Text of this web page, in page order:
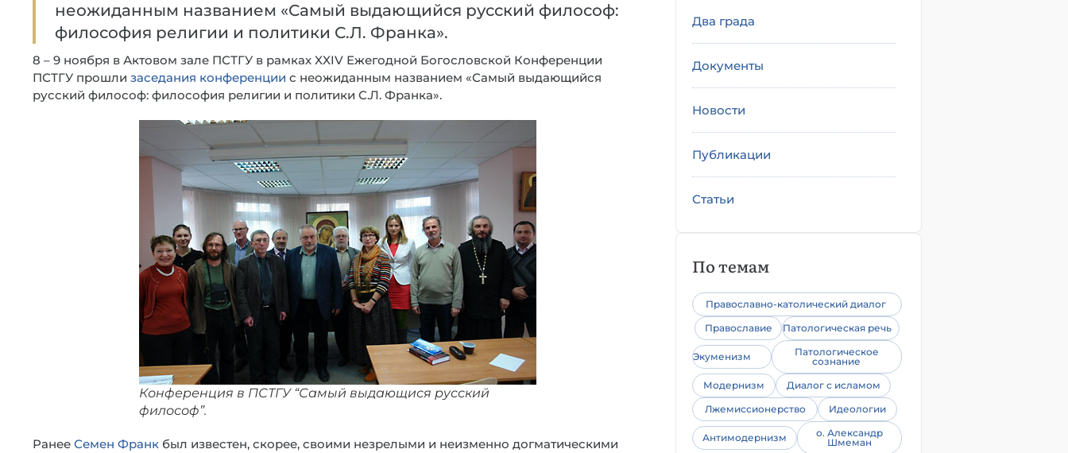
неожиданным названием «Самый выдающийся русский философ:
философия религии и политики С.Л. Франка».
8 – 9 ноября в Актовом зале ПСТГУ в рамках XXIV Ежегодной Богословской Конференции
ПСТГУ прошли заседания конференции с неожиданным названием «Самый выдающийся
русский философ: философия религии и политики С.Л. Франка».
Конференция в ПСТГУ “Самый выдающися русский
философ”.
Ранее Семен Франк был известен, скорее, своими незрелыми и неизменно догматическими
Два града
Документы
Новости
Публикации
Статьи
По темам
Православно-католический диалог
Православие
Патологическая речь
Экуменизм
Патологическое
сознание
Модернизм
Диалог с исламом
Лжемиссионерство
Идеологии
Антимодернизм
о. Александр
Шмеман